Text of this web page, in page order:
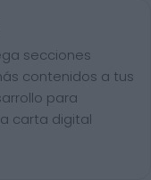
secciones
contenidos a tus
para
carta digital